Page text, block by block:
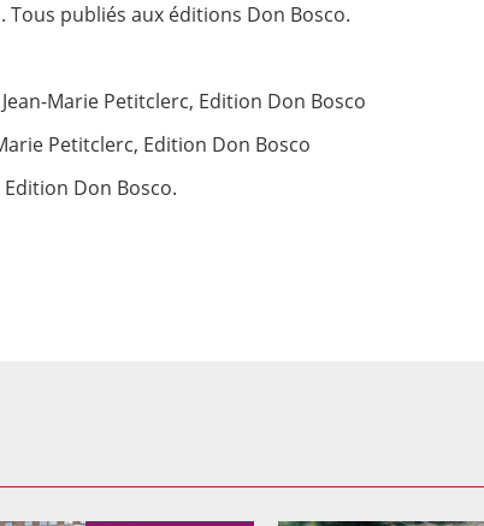
publiés aux éditions Don Bosco.
Marie Petitclerc, Edition Don Bosco
Petitclerc, Edition Don Bosco
Edition Don Bosco.